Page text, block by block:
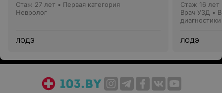
Стаж 27 лет • Первая категория
Невролог
ЛОДЭ
Стаж 16 лет
Врач УЗД •
диагностики
ЛОДЭ